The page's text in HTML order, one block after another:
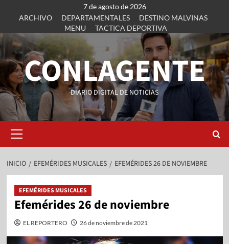
7 de agosto de 2026
ARCHIVO
DEPARTAMENTALES
DESTINO MALVINAS
MENU
TACTICA DEPORTIVA
CONLAGENTE
DIARIO DIGITAL DE NOTICIAS
INICIO EFEMÉRIDES MUSICALES EFEMÉRIDES 26 DE NOVIEMBRE
EFEMÉRIDES MUSICALES
Efemérides 26 de noviembre
EL REPORTERO 26 de noviembre de 2021